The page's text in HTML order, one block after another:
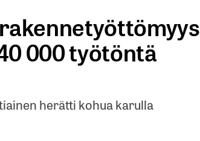
000 työtöntä
herätti kohua karulla